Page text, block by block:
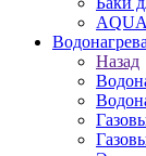
Назад